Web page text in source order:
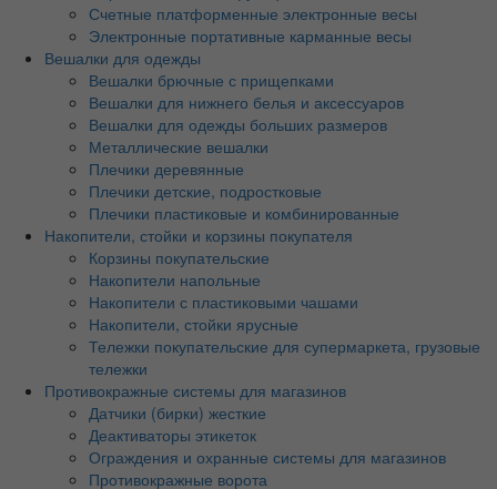
Счетные платформенные электронные весы
Электронные портативные карманные весы
Вешалки для одежды
Вешалки брючные с прищепками
Вешалки для нижнего белья и аксессуаров
Вешалки для одежды больших размеров
Металлические вешалки
Плечики деревянные
Плечики детские, подростковые
Плечики пластиковые и комбинированные
Накопители, стойки и корзины покупателя
Корзины покупательские
Накопители напольные
Накопители с пластиковыми чашами
Накопители, стойки ярусные
Тележки покупательские для супермаркета, грузовые
тележки
Противокражные системы для магазинов
Датчики (бирки) жесткие
Деактиваторы этикеток
Ограждения и охранные системы для магазинов
Противокражные ворота